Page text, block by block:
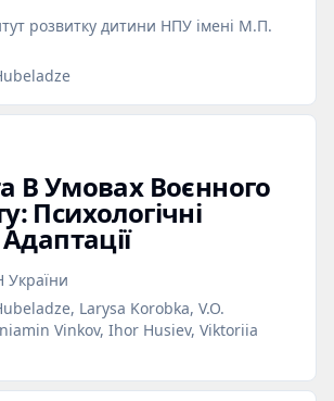
розвитку дитини НПУ імені М.П.
В Умовах Воєнного
Психологічні
Адаптації
Larysa Korobka, V.O.
Vinkov, Ihor Husiev, Viktoriia